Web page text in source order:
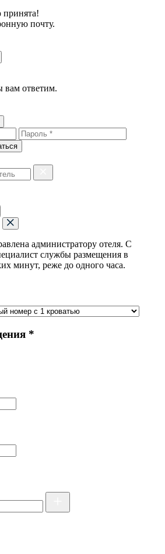
принята!
почту.
ответим.
администратору отеля. С
службы размещения в
минут, реже до одного часа.
*